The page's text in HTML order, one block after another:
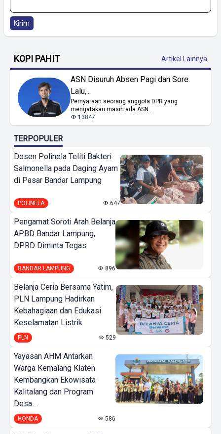
Kirim
KOPI PAHIT Artikel Lainnya
ASN Disuruh Absen Pagi dan Sore.
Lalu,...
Pernyataan seorang anggota DPR yang
mengatakan masih ada ASN...
13847
TERPOPULER
Dosen Polinela Teliti Bakteri
Salmonella pada Daging Ayam
di Pasar Bandar Lampung
POLINELA 647
Pengamat Soroti Arah Belanja
APBD Bandar Lampung,
DPRD Diminta Tegas
BANDAR LAMPUNG 896
Belanja Ceria Bersama Yatim,
PLN Lampung Hadirkan
Kebahagiaan dan Edukasi
Keselamatan Listrik
PLN 529
Yayasan AHM Antarkan
Warga Kemalang Klaten
Kembangkan Ekowisata
Kalitalang dan Program
Desa...
HONDA 586